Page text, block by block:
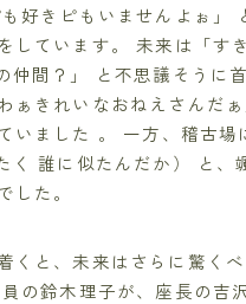
好きピもいませんよぉ」
しています。 未来は「す
仲間？」 と不思議そうに
ぁきれいなおねえさんだ
いました 。 一方、稽古場
く 誰に似たんだか） と、
した。
くと、未来はさらに驚く
の鈴木理子が、座長の吉